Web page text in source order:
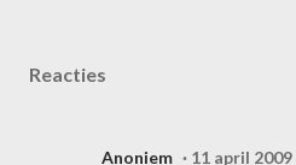
Reacties
Anoniem 11 april